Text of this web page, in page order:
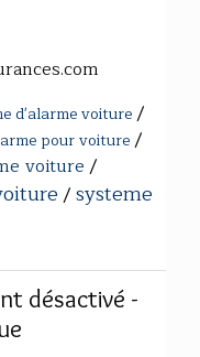
d'alarme voiture/
pour voiture/
voiture/
/systeme
désactivé -